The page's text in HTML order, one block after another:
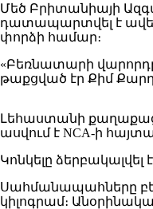
Մեծ Բրիտանիայի
դատապարտվել է
փորձի համար։
«Բեռնատարի վարորդը
թաքցված էր Քիմ
Լեհաստանի
ասվում է NCA-ի
Կոնկելը
Սահմանապահները
կիլոգրամ։